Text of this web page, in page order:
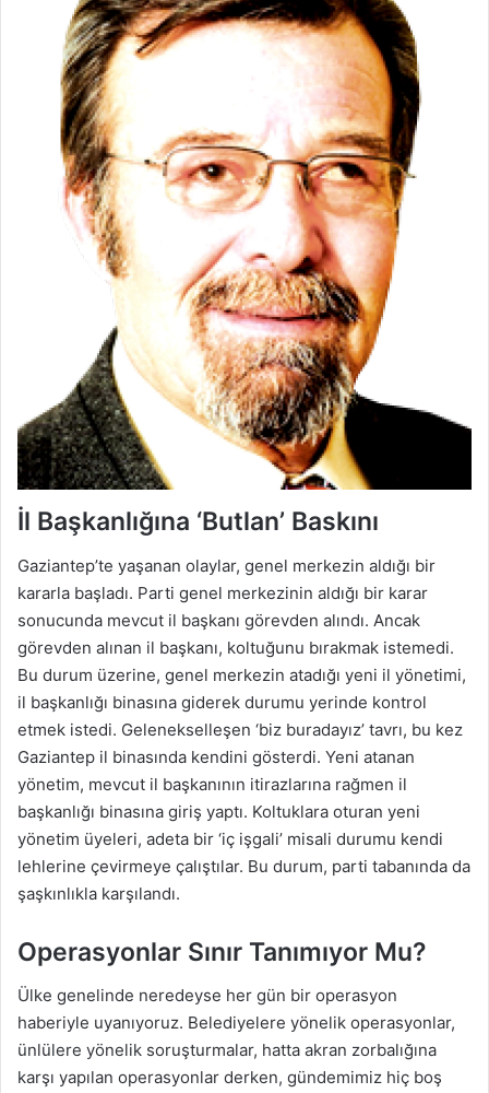
İl Başkanlığına ‘Butlan’ Baskını
Gaziantep’te yaşanan olaylar, genel merkezin aldığı bir
kararla başladı. Parti genel merkezinin aldığı bir karar
sonucunda mevcut il başkanı görevden alındı. Ancak
görevden alınan il başkanı, koltuğunu bırakmak istemedi.
Bu durum üzerine, genel merkezin atadığı yeni il yönetimi,
il başkanlığı binasına giderek durumu yerinde kontrol
etmek istedi. Gelenekselleşen ‘biz buradayız’ tavrı, bu kez
Gaziantep il binasında kendini gösterdi. Yeni atanan
yönetim, mevcut il başkanının itirazlarına rağmen il
başkanlığı binasına giriş yaptı. Koltuklara oturan yeni
yönetim üyeleri, adeta bir ‘iç işgali’ misali durumu kendi
lehlerine çevirmeye çalıştılar. Bu durum, parti tabanında da
şaşkınlıkla karşılandı.
Operasyonlar Sınır Tanımıyor Mu?
Ülke genelinde neredeyse her gün bir operasyon
haberiyle uyanıyoruz. Belediyelere yönelik operasyonlar,
ünlülere yönelik soruşturmalar, hatta akran zorbalığına
karşı yapılan operasyonlar derken, gündemimiz hiç boş